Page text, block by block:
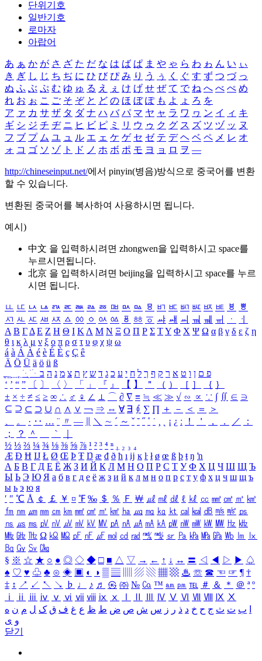
단위기호
일반기호
로마자
아랍어
あ ぁ か が さ ざ た だ な は ば ぱ ま や ゃ ら わ ゎ ん い ぃ
き ぎ し じ ち ぢ に ひ び ぴ み り う ぅ く ぐ す ず つ づ っ
ぬ ふ ぶ ぷ む ゆ ゅ る え ぇ け げ せ ぜ て で ね へ べ ぺ め
れ お ぉ こ ご そ ぞ と ど の ほ ぼ ぽ も よ ょ ろ を
ア ァ カ サ ザ タ ダ ナ ハ バ パ マ ヤ ャ ラ ワ ヮ ン イ ィ キ
ギ シ ジ チ ヂ ニ ヒ ビ ピ ミ リ ウ ゥ ク グ ス ズ ツ ヅ ッ ヌ
フ ブ プ ム ユ ュ ル エ ェ ケ ゲ セ ゼ テ デ ヘ ベ ペ メ レ オ
ォ コ ゴ ソ ゾ ト ド ノ ホ ボ ポ モ ヨ ョ ロ ヲ ―
http://chineseinput.net/에서 pinyin(병음)방식으로 중국어를 변환
할 수 있습니다.
변환된 중국어를 복사하여 사용하시면 됩니다.
예시)
中文 을 입력하시려면 zhongwen을 입력하시고 space를
누르시면됩니다.
北京 을 입력하시려면 beijing을 입력하시고 space를 누르
시면 됩니다.
ㅥ ㅦ ㅧ ㅨ ㅩ ㅪ ㅫ ㅬ ㅭ ㅮ ㅯ ㅰ ㅱ ㅲ ㅳ ㅴ ㅵ ㅶ ㅷ ㅸ
ㅹ
ㅺ ㅻ ㅼ ㅽ ㅾ ㅿ ㆀ ㆁ ㆂ ㆃ ㆄ ㆅ ㆆ ㆇ ㆈ ㆉ ㆊ ㆋ ㆌ ㆍ
ㆎ
Α Β ΓΔ Ε Ζ Η Θ Ι ΚΛ Μ Ν Ξ Ο Π Ρ Σ ΤΥ Φ Χ Ψ Ω α β γ δ ε ζ η
θ ι κ λ μ ν ξ ο π ρ σ τ υ φ χ ψ ω
á à Á À é è É È ç Ç ê
Ä Ö Ü ä ö ü ß
ִֶֹ ֻּ ׁׂ פ ם ן ו ט א ר ק ף ך ל ח י ע כ ג ד ש ץ ת צ מ נ ה ב
‘ ’ “ ” 〔 〕 〈 〉 「 」 『 』 【 】 ＂ （ ） ［ ］ ｛ ｝
± × ÷ ≠ ≤ ≥ ∞ ∴ ♂ ♀ ∠ ⊥ ⌒ ∂ ∇ ≡ ≒ ≪ ≫ √ ∽ ∝ ∵ ∫ ∬ ∈ ∋
⊆ ⊇ ⊂ ⊃ ∪ ∩ ∧ ∨ ￢ ⇒ ⇔ ∀ ∃ ∮ ∑ ∏ ＋ － ＜ ＝
＞
、
。 · ‥ … ¨ 〃 ― ＼ ∼ ´ ～ ˇ ˘ ˝ ˚ ˙ ¸ ¡ ¿ ː ！ ＇ ， ． ／
：
；
？ ＾ ｀
½ ⅓ ⅔ ¼ ¾ ⅛ ⅜ ⅝ ⅞ ¹ ² ³ ⁴ ⁿ ₁ ₂ ₃ ₄
Æ Ð Ħ Ĳ Ł Ø Œ Þ Ŧ Ŋ æ đ ð ħ ı ĳ ĸ ŀ ł ø œ ß þ ŧ ŋ ŉ
А Б В Г Д Е Ё Ж З И Й К Л М Н О П Р С Т У Ф Х Ц Ч Ш Щ Ъ
Ы Ь Э Ю Я а б в г д е ё ж з и й к л м н о п р с т у ф х ц ч ш щ ъ
ы ь э ю я
′ ″ ℃ Å ￠ ￡ ￥ ¤ ℉ ‰ ＄ ％ Ｆ ￦ ㎕ ㎖ ㎗ ℓ ㎘ ㏄ ㎣ ㎤ ㎥ ㎦
㎙ ㎚ ㎛ ㎜ ㎝ ㎞ ㎟ ㎠ ㎡ ㎢ ㏊ ㎍ ㎎ ㎏ ㏏ ㎈ ㎉ ㏈ ㎧ ㎨ ㎰
㎱ ㎲ ㎳ ㎴ ㎵ ㎶ ㎷ ㎸ ㎹ ㎀ ㎁ ㎂ ㎃ ㎄ ㎺ ㎻ ㎽ ㎾ ㎿ ㎐ ㎑
㎒ ㎓ ㎔ Ω ㏀ ㏁ ㎊ ㎋ ㎌ ㏖ ㏅ ㎭ ㎮ ㎯ ㏛ ㎩ ㎪ ㎫ ㎬ ㏝ ㏐
㏓
㏃ ㏉ ㏜ ㏆
§ ※ ☆ ★ ○ ● ◎ ◇ ◆ □ ■ △ ▽ → ← ↑ ↓ ↔ 〓 ◁ ◀ ▷ ▶ ♤
♠ ♡ ♥ ♧ ♣ ⊙ ◈ ▣ ◐ ◑ ▒ ▤ ▨ ▧ ▦ ▩ ♨ ☏ ☎ ☜ ☞ ¶ †
‡ ↕ ↗ ↙ ↖ ↘ ♭ ♩ ♪ ♬ ㉿ ㈜ № ㏇ ™ ㏂ ㏘ ℡ ＃ ＆ ＊ ＠ ª º
ⅰ
ⅱ ⅲ ⅳ ⅴ ⅵ ⅶ ⅷ ⅸ ⅹ Ⅳ Ⅴ Ⅵ Ⅶ Ⅷ Ⅸ Ⅹ
ب ت ث ج ح خ د ذ ر ز س ش ص ض ط ظ ع غ ف ق ک ل م ن ه
و ی
닫기